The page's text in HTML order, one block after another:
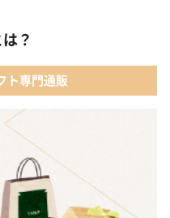
｜エド・インター
ディッシュ
baby（アイリムベビー）
ハンカチセット｜コンテッ
？
ト専門通販